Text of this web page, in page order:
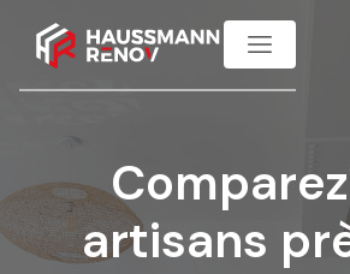
artisans